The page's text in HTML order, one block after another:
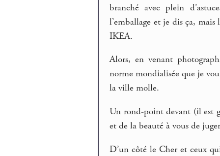
branché avec plein
l’emballage et je dis ça,
IKEA.
Alors, en venant
norme mondialisée que je
la ville molle.
Un rond-point devant (il est
et de la beauté à vous de
D’un côté le Cher et ceux